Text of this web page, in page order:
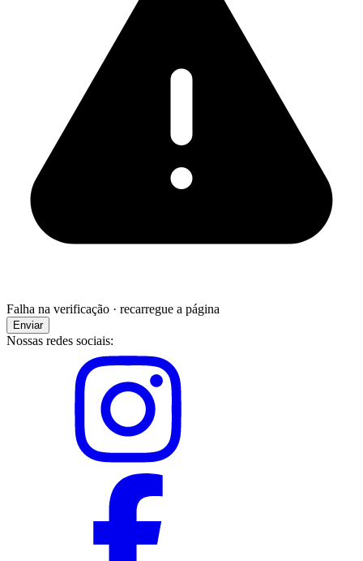
Falha na verificação · recarregue a página
Enviar
Nossas redes sociais: